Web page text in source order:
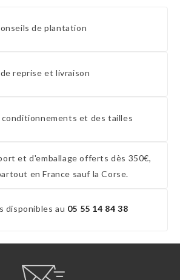
de plantation
reprise et livraison
conditionnements et des tailles
et d'emballage offerts dès 350€,
en France sauf la Corse.
disponibles au 05 55 14 84 38